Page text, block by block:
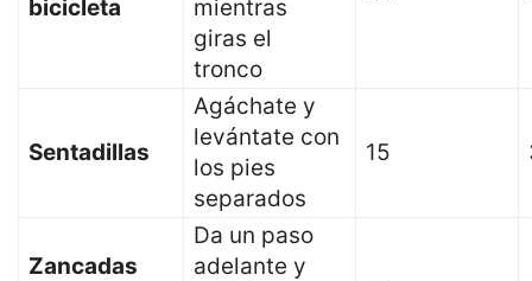
bicicleta
mientras
giras el
tronco
Sentadillas
Agáchate y
levántate con
los pies
separados
15
Zancadas
Da un paso
adelante y